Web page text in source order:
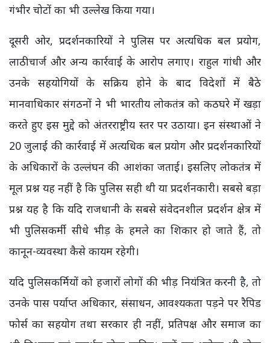
गंभीर चोटों का भी उल्लेख किया गया।
दूसरी ओर, प्रदर्शनकारियों ने पुलिस पर अत्यधिक बल प्रयोग,
लाठीचार्ज और अन्य कार्रवाई के आरोप लगाए। राहुल गांधी और
उनके सहयोगियों के सक्रिय होने के बाद विदेशों में बैठे
मानवाधिकार संगठनों ने भी भारतीय लोकतंत्र को कठघरे में खड़ा
करते हुए इस मुद्दे को अंतरराष्ट्रीय स्तर पर उठाया। इन संस्थाओं ने
20 जुलाई की कार्रवाई में अत्यधिक बल प्रयोग और प्रदर्शनकारियों
के अधिकारों के उल्लंघन की आशंका जताई। इसलिए लोकतंत्र में
मूल प्रश्न यह नहीं है कि पुलिस सही थी या प्रदर्शनकारी। सबसे बड़ा
प्रश्न यह है कि यदि राजधानी के सबसे संवेदनशील प्रदर्शन क्षेत्र में
भी पुलिसकर्मी सीधे भीड़ के हमले का शिकार हो जाते हैं, तो
कानून-व्यवस्था कैसे कायम रहेगी।
यदि पुलिसकर्मियों को हजारों लोगों की भीड़ नियंत्रित करनी है, तो
उनके पास पर्याप्त अधिकार, संसाधन, आवश्यकता पड़ने पर रैपिड
फोर्स का सहयोग तथा सरकार ही नहीं, प्रतिपक्ष और समाज का